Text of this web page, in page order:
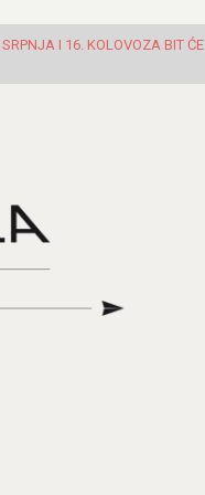
I 16. KOLOVOZA BIT ĆE